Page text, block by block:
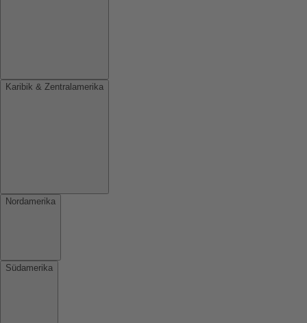
Karibik & Zentralamerika
Nordamerika
Südamerika